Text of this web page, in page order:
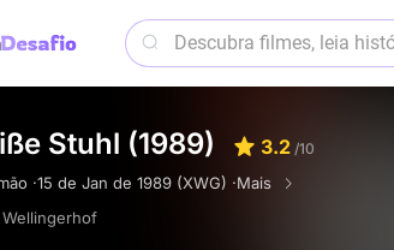
Stuhl (1989) 3.2 /10
·15 de Jan de 1989 (XWG) ·Mais
Wellingerhof